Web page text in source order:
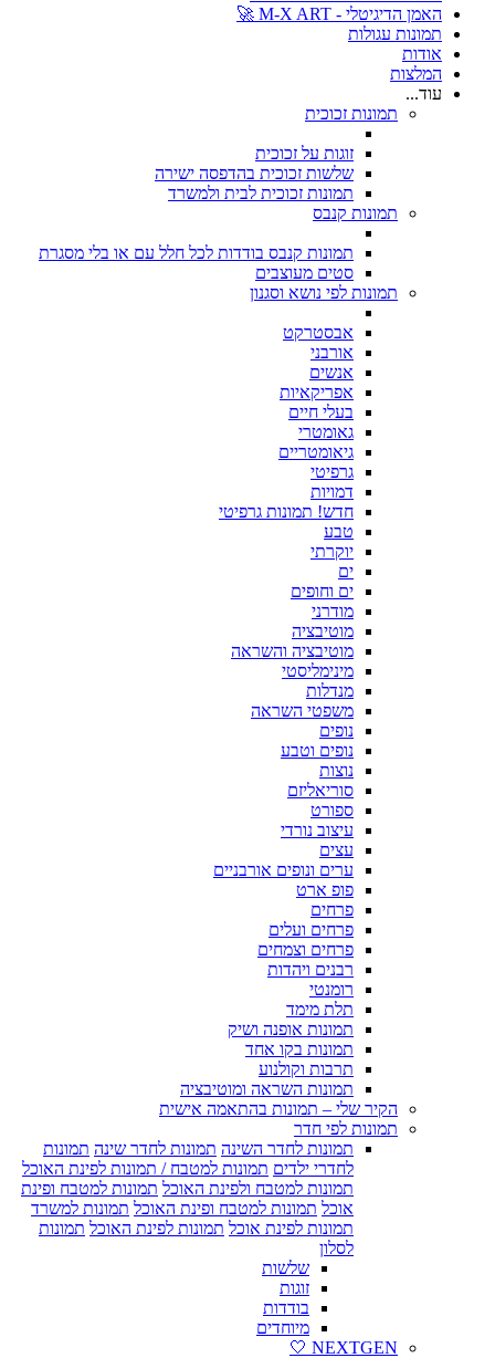
האמן הדיגיטלי - M-X ART 🚀
תמונות עגולות
אודות
המלצות
עוד...
תמונות זכוכית
זוגות על זכוכית
שלשות זכוכית בהדפסה ישירה
תמונות זכוכית לבית ולמשרד
תמונות קנבס
תמונות קנבס בודדות לכל חלל עם או בלי מסגרת
סטים מעוצבים
תמונות לפי נושא וסגנון
אבסטרקט
אורבני
אנשים
אפריקאיות
בעלי חיים
גאומטרי
גיאומטריים
גרפיטי
דמויות
חדש! תמונות גרפיטי
טבע
יוקרתי
ים
ים וחופים
מודרני
מוטיבציה
מוטיבציה והשראה
מינימליסטי
מנדלות
משפטי השראה
נופים
נופים וטבע
נוצות
סוריאליזם
ספורט
עיצוב נורדי
עצים
ערים ונופים אורבניים
פופ ארט
פרחים
פרחים ועלים
פרחים וצמחים
רבנים ויהדות
רומנטי
תלת מימד
תמונות אופנה ושיק
תמונות בקו אחד
תרבות וקולנוע
תמונות השראה ומוטיבציה
הקיר שלי – תמונות בהתאמה אישית
תמונות לפי חדר
תמונות לחדר השינה תמונות לחדר שינה תמונות
לחדרי ילדים תמונות למטבח / תמונות לפינת האוכל
תמונות למטבח ולפינת האוכל תמונות למטבח ופינת
אוכל תמונות למטבח ופינת האוכל תמונות למשרד
תמונות לפינת אוכל תמונות לפינת האוכל תמונות
לסלון
שלשות
זוגות
בודדות
מיוחדים
NEXTGEN 🤍